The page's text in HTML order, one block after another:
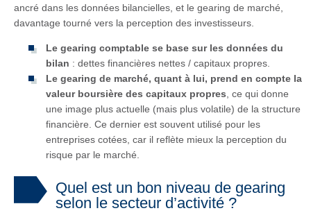
ancré dans les données bilancielles, et le gearing de marché,
davantage tourné vers la perception des investisseurs.
Le gearing comptable se base sur les données du
bilan : dettes financières nettes / capitaux propres.
Le gearing de marché, quant à lui, prend en compte la
valeur boursière des capitaux propres, ce qui donne
une image plus actuelle (mais plus volatile) de la structure
financière. Ce dernier est souvent utilisé pour les
entreprises cotées, car il reflète mieux la perception du
risque par le marché.
Quel est un bon niveau de gearing
selon le secteur d’activité ?